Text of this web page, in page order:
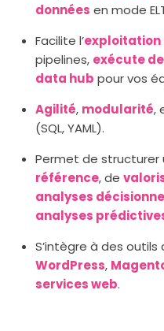
données en mode
Facilite l’exploitation
pipelines, exécute
data hub pour vos
Agilité, modularité,
(SQL, YAML).
Permet de structurer
référence, de
analyses
analyses
S’intègre à des outils
WordPress,
services web.